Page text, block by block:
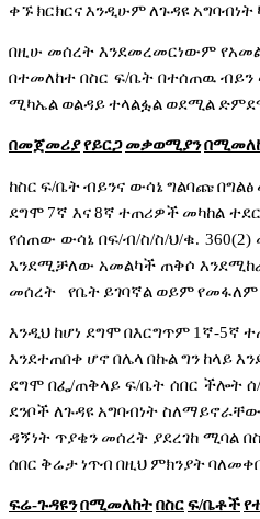
ቀኙ ክርክርናእንዲሁምለጉዳዩአግባብነት
በዚሁ መሰረት እንደመረመርነውም
በተመለከተ በስር ፍ/ቤት በተሰጠዉ ብይን
ሚካኤል ወልዳይተላልፏል ወደሚል
በመጀመሪያየይርጋ መቃወሚያን
ከስር ፍ/ቤት ብይንና ውሳኔ ግልባጩ በግልፅ
ደግሞ 7ኛ እና 8ኛ ተጠሪዎች መካከል
የሰጠው ውሳኔ በፍ/ብ/ስ/ስ/ህ/ቁ. 360(2)
እንደሚቻለው አመልካች ጠቅሶ
መሰረት
የቤት ይገባኛል ወይምየመፋለም
እንዲህ ከሆነ ደግሞ በእርግጥም 1 ኛ-5ኛ
እንደተጠበቀ ሆኖ በሌላ በኩል ግን ከላይ
ደግሞ በፌ/ጠቅላይ ፍ/ቤት ሰበር ችሎት ሰ/
ደንቦች ለጉዳዩ አግባብነት ስለማይኖራቸው
ዳኝነት ጥያቄን መሰረት ያደረገከ ሚባል
ሰበር ቅሬታነጥብ በዚህ ምክንያት
ፍሬ-ጉዳዩንበሚመለከትበስርፍ/ቤቶች